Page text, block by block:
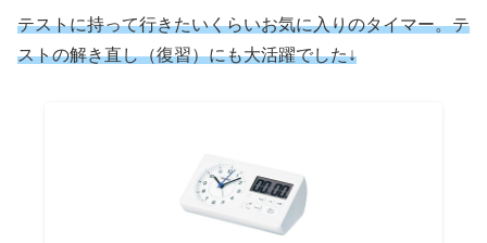
テストに持って行きたいくらいお気に入りのタイマー。テ
ストの解き直し（復習）にも大活躍でした↓